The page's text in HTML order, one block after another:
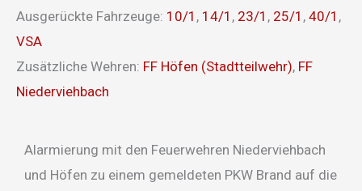
Ausgerückte Fahrzeuge: 10/1 , 14/1 , 23/1 , 25/1 , 40/1 ,
VSA
Zusätzliche Wehren: FF Höfen (Stadtteilwehr), FF
Niederviehbach
Alarmierung mit den Feuerwehren Niederviehbach
und Höfen zu einem gemeldeten PKW Brand auf die